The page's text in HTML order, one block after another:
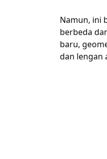
Namun, ini
berbeda
baru,
dan lengan